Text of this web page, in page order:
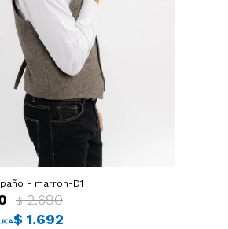
- marron-D1
$ 2.690
$ 1.692